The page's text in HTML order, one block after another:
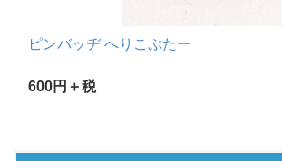
ピンバッヂ へりこぷたー
600円＋税